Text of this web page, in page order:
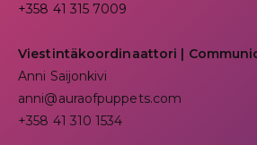
+358 41 315 7009
Viestintäkoordinaattori |
Anni Saijonkivi
anni@auraofpuppets.com
+358 41 310 1534